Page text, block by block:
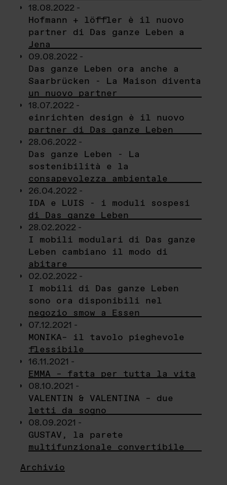
18.08.2022 -
Hofmann + löffler è il nuovo
partner di Das ganze Leben a
Jena
09.08.2022 -
Das ganze Leben ora anche a
Saarbrücken - La Maison diventa
un nuovo partner
18.07.2022 -
einrichten design è il nuovo
partner di Das ganze Leben
28.06.2022 -
Das ganze Leben - La
sostenibilità e la
consapevolezza ambientale
26.04.2022 -
IDA e LUIS - i moduli sospesi
di Das ganze Leben
28.02.2022 -
I mobili modulari di Das ganze
Leben cambiano il modo di
abitare
02.02.2022 -
I mobili di Das ganze Leben
sono ora disponibili nel
negozio smow a Essen
07.12.2021 -
MONIKA– il tavolo pieghevole
flessibile
16.11.2021 -
EMMA – fatta per tutta la vita
08.10.2021 -
VALENTIN & VALENTINA – due
letti da sogno
08.09.2021 -
GUSTAV, la parete
multifunzionale convertibile
Archivio